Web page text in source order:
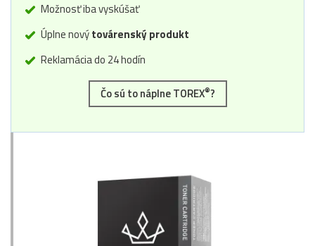
Možnosť iba vyskúšať
Úplne novýtovárenský produkt
Reklamácia do 24 hodín
Čo sú to náplne TOREX®?